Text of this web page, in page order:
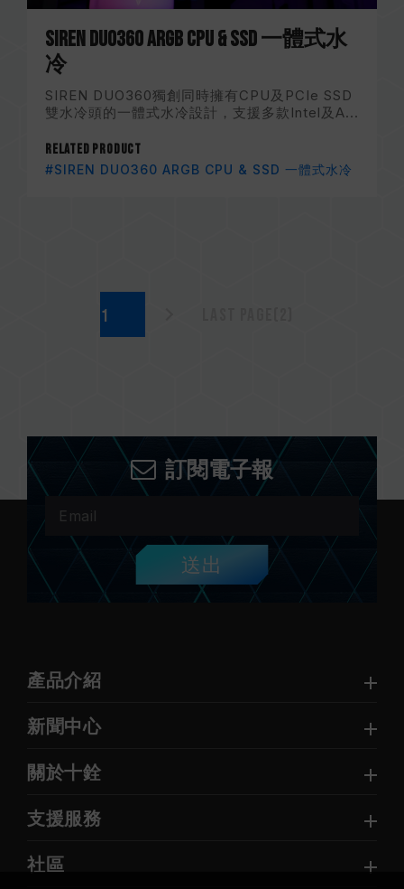
SIREN DUO360 ARGB CPU & SSD 一體式水
冷
SIREN DUO360獨創同時擁有CPU及PCIe SSD
雙水冷頭的一體式水冷設計，支援多款Intel及A...
Related Product
#SIREN DUO360 ARGB CPU & SSD 一體式水冷
訂閱電子報
送出
產品介紹
新聞中心
關於十銓
支援服務
社區